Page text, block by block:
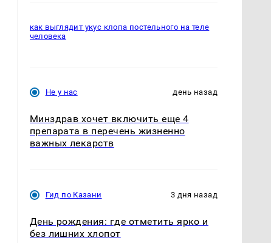
как выглядит укус клопа постельного на теле
человека
Не у нас день назад
Минздрав хочет включить еще 4
препарата в перечень жизненно
важных лекарств
Гид по Казани 3 дня назад
День рождения: где отметить ярко и
без лишних хлопот